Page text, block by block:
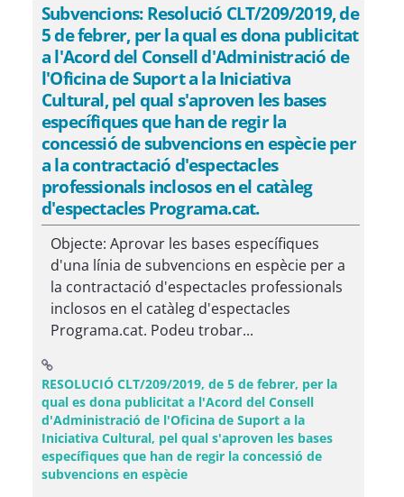
Subvencions: Resolució CLT/209/2019, de
5 de febrer, per la qual es dona publicitat
a l'Acord del Consell d'Administració de
l'Oficina de Suport a la Iniciativa
Cultural, pel qual s'aproven les bases
específiques que han de regir la
concessió de subvencions en espècie per
a la contractació d'espectacles
professionals inclosos en el catàleg
d'espectacles Programa.cat.
Objecte: Aprovar les bases específiques
d'una línia de subvencions en espècie per a
la contractació d'espectacles professionals
inclosos en el catàleg d'espectacles
Programa.cat. Podeu trobar...
RESOLUCIÓ CLT/209/2019, de 5 de febrer, per la
qual es dona publicitat a l'Acord del Consell
d'Administració de l'Oficina de Suport a la
Iniciativa Cultural, pel qual s'aproven les bases
específiques que han de regir la concessió de
subvencions en espècie(Obre una finestra nova)